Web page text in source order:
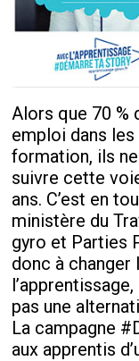
Alors que 70 %
emploi dans
formation, ils
suivre cette
ans. C’est en
ministère du
gyro et Parties
donc à changer
pas une
La campagne
aux apprentis